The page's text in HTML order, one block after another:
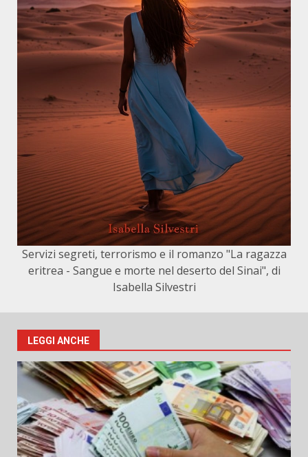
Servizi segreti, terrorismo e il romanzo "La ragazza
eritrea - Sangue e morte nel deserto del Sinai", di
Isabella Silvestri
LEGGI ANCHE